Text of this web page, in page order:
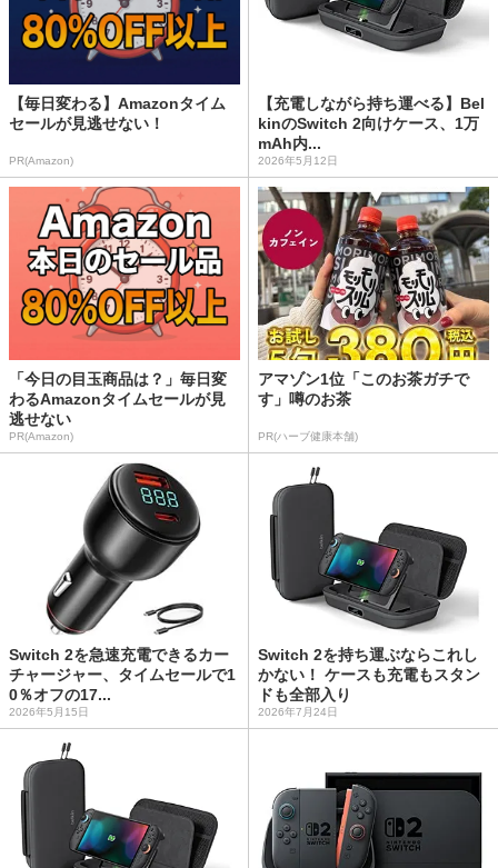
【毎日変わる】Amazonタイム
セールが見逃せない！
PR(Amazon)
【充電しながら持ち運べる】Bel
kinのSwitch 2向けケース、1万
mAh内...
2026年5月12日
「今日の目玉商品は？」毎日変
わるAmazonタイムセールが見
逃せない
PR(Amazon)
アマゾン1位「このお茶ガチで
す」噂のお茶
PR(ハーブ健康本舗)
Switch 2を急速充電できるカー
チャージャー、タイムセールで1
0％オフの17...
2026年5月15日
Switch 2を持ち運ぶならこれし
かない！ ケースも充電もスタン
ドも全部入り
2026年7月24日